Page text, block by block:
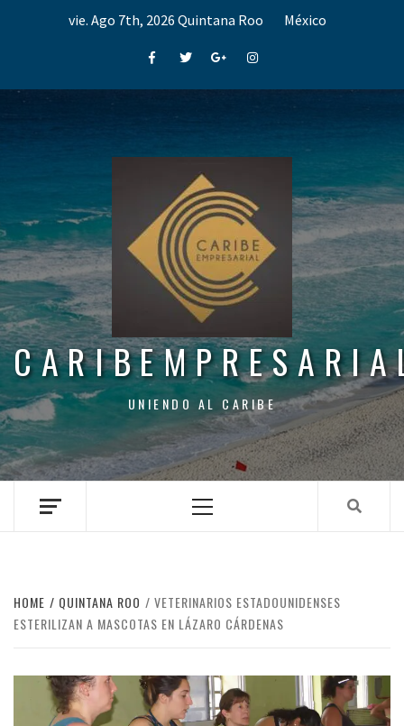
vie. Ago 7th, 2026 Quintana Roo México
FacebookTwitterGoogle+Instagram
UNIENDO AL CARIBE
Menu
HOME QUINTANA ROO
VETERINARIOS ESTADOUNIDENSES
ESTERILIZAN A MASCOTAS EN LÁZARO CÁRDENAS